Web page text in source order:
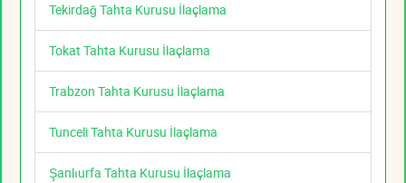
Tekirdağ Tahta Kurusu İlaçlama
Tokat Tahta Kurusu İlaçlama
Trabzon Tahta Kurusu İlaçlama
Tunceli Tahta Kurusu İlaçlama
Şanlıurfa Tahta Kurusu İlaçlama